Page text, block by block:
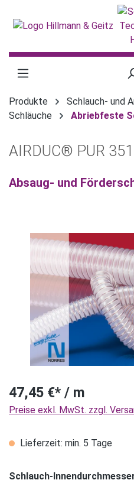
Produkte
Schlauch- und
Schläuche
Abriebfeste
AIRDUC® PUR
Absaug- und
Bildergalerie überspringen
47,45 €* / m
Preise exkl. MwSt. zzgl.
Lieferzeit: min. 5 Tage
Schlauch-